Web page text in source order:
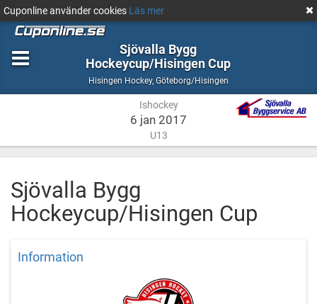
Cuponline använder cookies Läs mer
Sjövalla Bygg
Hockeycup/Hisingen Cup
Hisingen Hockey, Ishockey
Göteborg/HisingenGöteborg/Hisingen
Ishockey
6 jan 2017
U13
Sjövalla Bygg
Hockeycup/Hisingen Cup
Information